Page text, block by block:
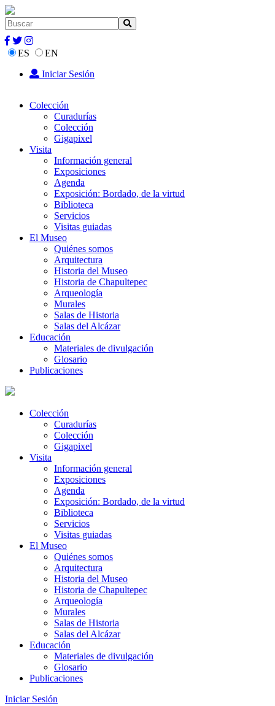
ES
EN
Iniciar Sesión
Colección
Curadurías
Colección
Gigapixel
Visita
Información general
Exposiciones
Agenda
Exposición: Bordado, de la virtud
Biblioteca
Servicios
Visitas guiadas
El Museo
Quiénes somos
Arquitectura
Historia del Museo
Historia de Chapultepec
Arqueología
Murales
Salas de Historia
Salas del Alcázar
Educación
Materiales de divulgación
Glosario
Publicaciones
Colección
Curadurías
Colección
Gigapixel
Visita
Información general
Exposiciones
Agenda
Exposición: Bordado, de la virtud
Biblioteca
Servicios
Visitas guiadas
El Museo
Quiénes somos
Arquitectura
Historia del Museo
Historia de Chapultepec
Arqueología
Murales
Salas de Historia
Salas del Alcázar
Educación
Materiales de divulgación
Glosario
Publicaciones
Iniciar Sesión